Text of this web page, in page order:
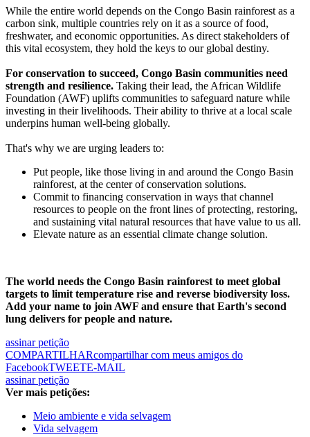
While the entire world depends on the Congo Basin rainforest as a
carbon sink, multiple countries rely on it as a source of food,
freshwater, and economic opportunities. As direct stakeholders of
this vital ecosystem, they hold the keys to our global destiny.
For conservation to succeed, Congo Basin communities need
strength and resilience. Taking their lead, the African Wildlife
Foundation (AWF) uplifts communities to safeguard nature while
investing in their livelihoods. Their ability to thrive at a local scale
underpins human well-being globally.
That's why we are urging leaders to:
Put people, like those living in and around the Congo Basin
rainforest, at the center of conservation solutions.
Commit to financing conservation in ways that channel
resources to people on the front lines of protecting, restoring,
and sustaining vital natural resources that have value to us all.
Elevate nature as an essential climate change solution.
The world needs the Congo Basin rainforest to meet global
targets to limit temperature rise and reverse biodiversity loss.
Add your name to join AWF and ensure that Earth's second
lung delivers for people and nature.
assinar petição
COMPARTILHARcompartilhar com meus amigos do
FacebookTWEETE-MAIL
assinar petição
Ver mais petições:
Meio ambiente e vida selvagem
Vida selvagem